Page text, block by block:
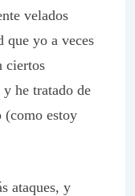
velados
que yo a veces
ciertos
he tratado de
(como estoy
ataques, y